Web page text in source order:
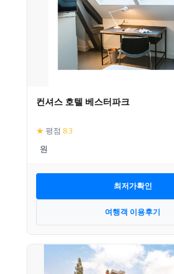
컨셔스 호텔 베스터파크
★ 평점 8.3
최저가확인
여행객 이용후기